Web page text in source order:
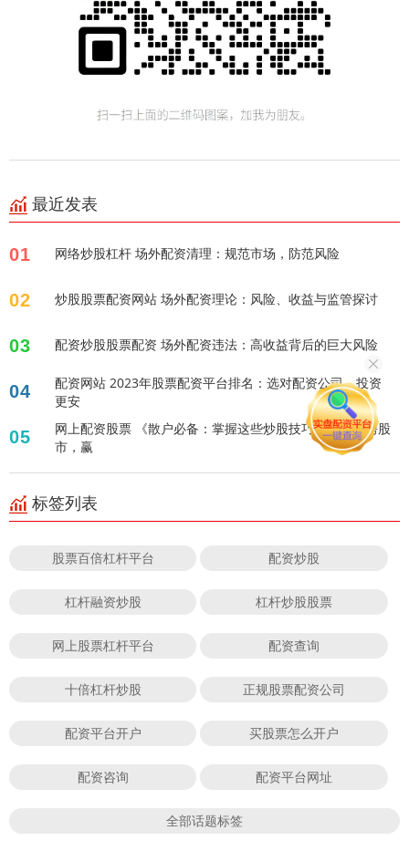
最近发表
01 网络炒股杠杆 场外配资清理：规范市场，防范风险
02 炒股股票配资网站 场外配资理论：风险、收益与监管探讨
03 配资炒股股票配资 场外配资违法：高收益背后的巨大风险
04
配资网站 2023年股票配资平台排名：选对配资公司，投资
更安
05
网上配资股票 《散户必备：掌握这些炒股技巧，轻松驰骋股
市，赢
标签列表
股票百倍杠杆平台 配资炒股
杠杆融资炒股 杠杆炒股股票
网上股票杠杆平台 配资查询
十倍杠杆炒股 正规股票配资公司
配资平台开户 买股票怎么开户
配资咨询 配资平台网址
全部话题标签